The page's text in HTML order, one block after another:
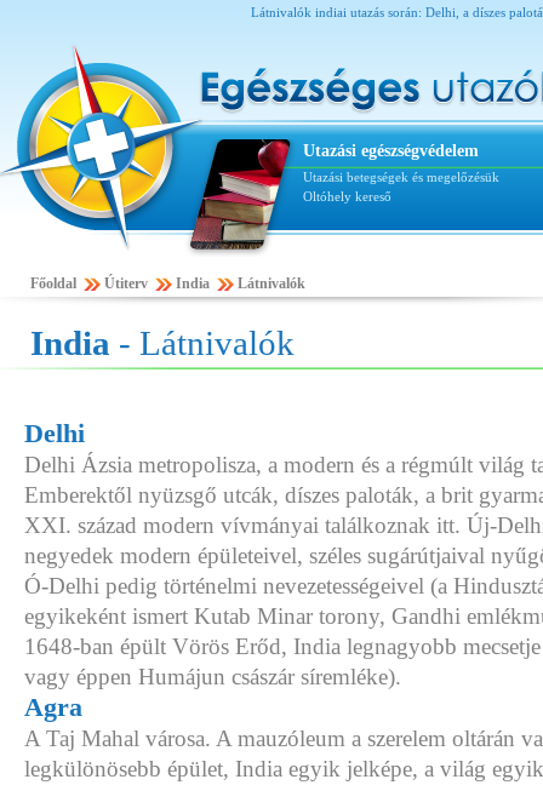
Látnivalók indiai utazás során: Delhi, a díszes
Utazási egészségvédelem
Utazási betegségek és megelőzésük
Oltóhely kereső
Főoldal Útiterv India Látnivalók
India - Látnivalók
Delhi
Delhi Ázsia metropolisza, a modern és a régmúlt világ
Emberektől nyüzsgő utcák, díszes paloták, a brit
XXI. század modern vívmányai találkoznak itt. Új-
negyedek modern épületeivel, széles sugárútjaival
Ó-Delhi pedig történelmi nevezetességeivel (a
egyikeként ismert Kutab Minar torony, Gandhi
1648-ban épült Vörös Erőd, India legnagyobb
vagy éppen Humájun császár síremléke).
Agra
A Taj Mahal városa. A mauzóleum a szerelem oltárán
legkülönösebb épület, India egyik jelképe, a világ